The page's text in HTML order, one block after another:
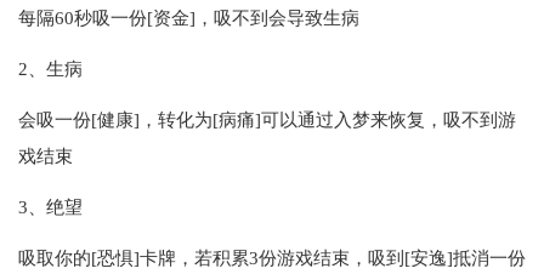
每隔60秒吸一份[资金]，吸不到会导致生病
2、生病
会吸一份[健康]，转化为[病痛]可以通过入梦来恢复，吸不到游
戏结束
3、绝望
吸取你的[恐惧]卡牌，若积累3份游戏结束，吸到[安逸]抵消一份